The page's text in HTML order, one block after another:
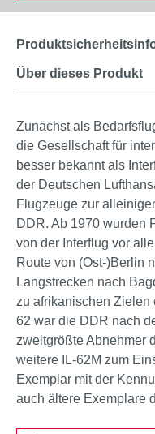
Über dieses Produkt
Zunächst als
die Gesellschaft für
besser bekannt als
der Deutschen
Flugzeuge zur
DDR. Ab 1970 wurden
von der Interflug vor
Route von (Ost-)Berlin
Langstrecken nach
zu afrikanischen Zielen
62 war die DDR nach
zweitgrößte Abnehmer
weitere IL-62M zum
Exemplar mit der
auch ältere Exemplare